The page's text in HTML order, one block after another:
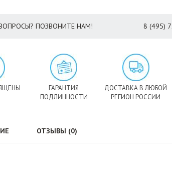
ПОЗВОНИТЕ НАМ! 8 (495)
ГАРАНТИЯ
ПОДЛИННОСТИ
ДОСТАВКА В ЛЮБОЙ
РЕГИОН РОССИИ
ОТЗЫВЫ (0)